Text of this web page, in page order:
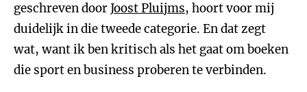
geschreven doorJoost Pluijms, hoort voor mij
duidelijk in die tweede categorie. En dat zegt
wat, want ik ben kritisch als het gaat om boeken
die sport en business proberen te verbinden.